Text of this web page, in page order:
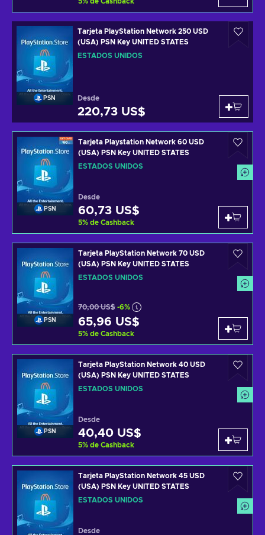
PSN
Tarjeta PlayStation Network 250 USD
(USA) PSN Key UNITED STATES
ESTADOS UNIDOS
Desde
220,73 US$
PSN
Tarjeta Playstation Network 60 USD
(USA) PSN Key UNITED STATES
ESTADOS UNIDOS
Desde
60,73 US$
5% de Cashback
PSN
Tarjeta PlayStation Network 70 USD
(USA) PSN Key UNITED STATES
ESTADOS UNIDOS
70,00 US$ -6%
65,96 US$
5% de Cashback
PSN
Tarjeta PlayStation Network 40 USD
(USA) PSN Key UNITED STATES
ESTADOS UNIDOS
Desde
40,40 US$
5% de Cashback
Tarjeta PlayStation Network 45 USD
(USA) PSN Key UNITED STATES
ESTADOS UNIDOS
Desde